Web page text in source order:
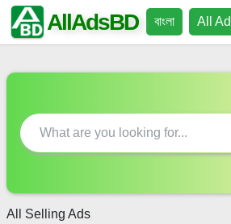
AllAdsBD বাংলা All
All Selling Ads